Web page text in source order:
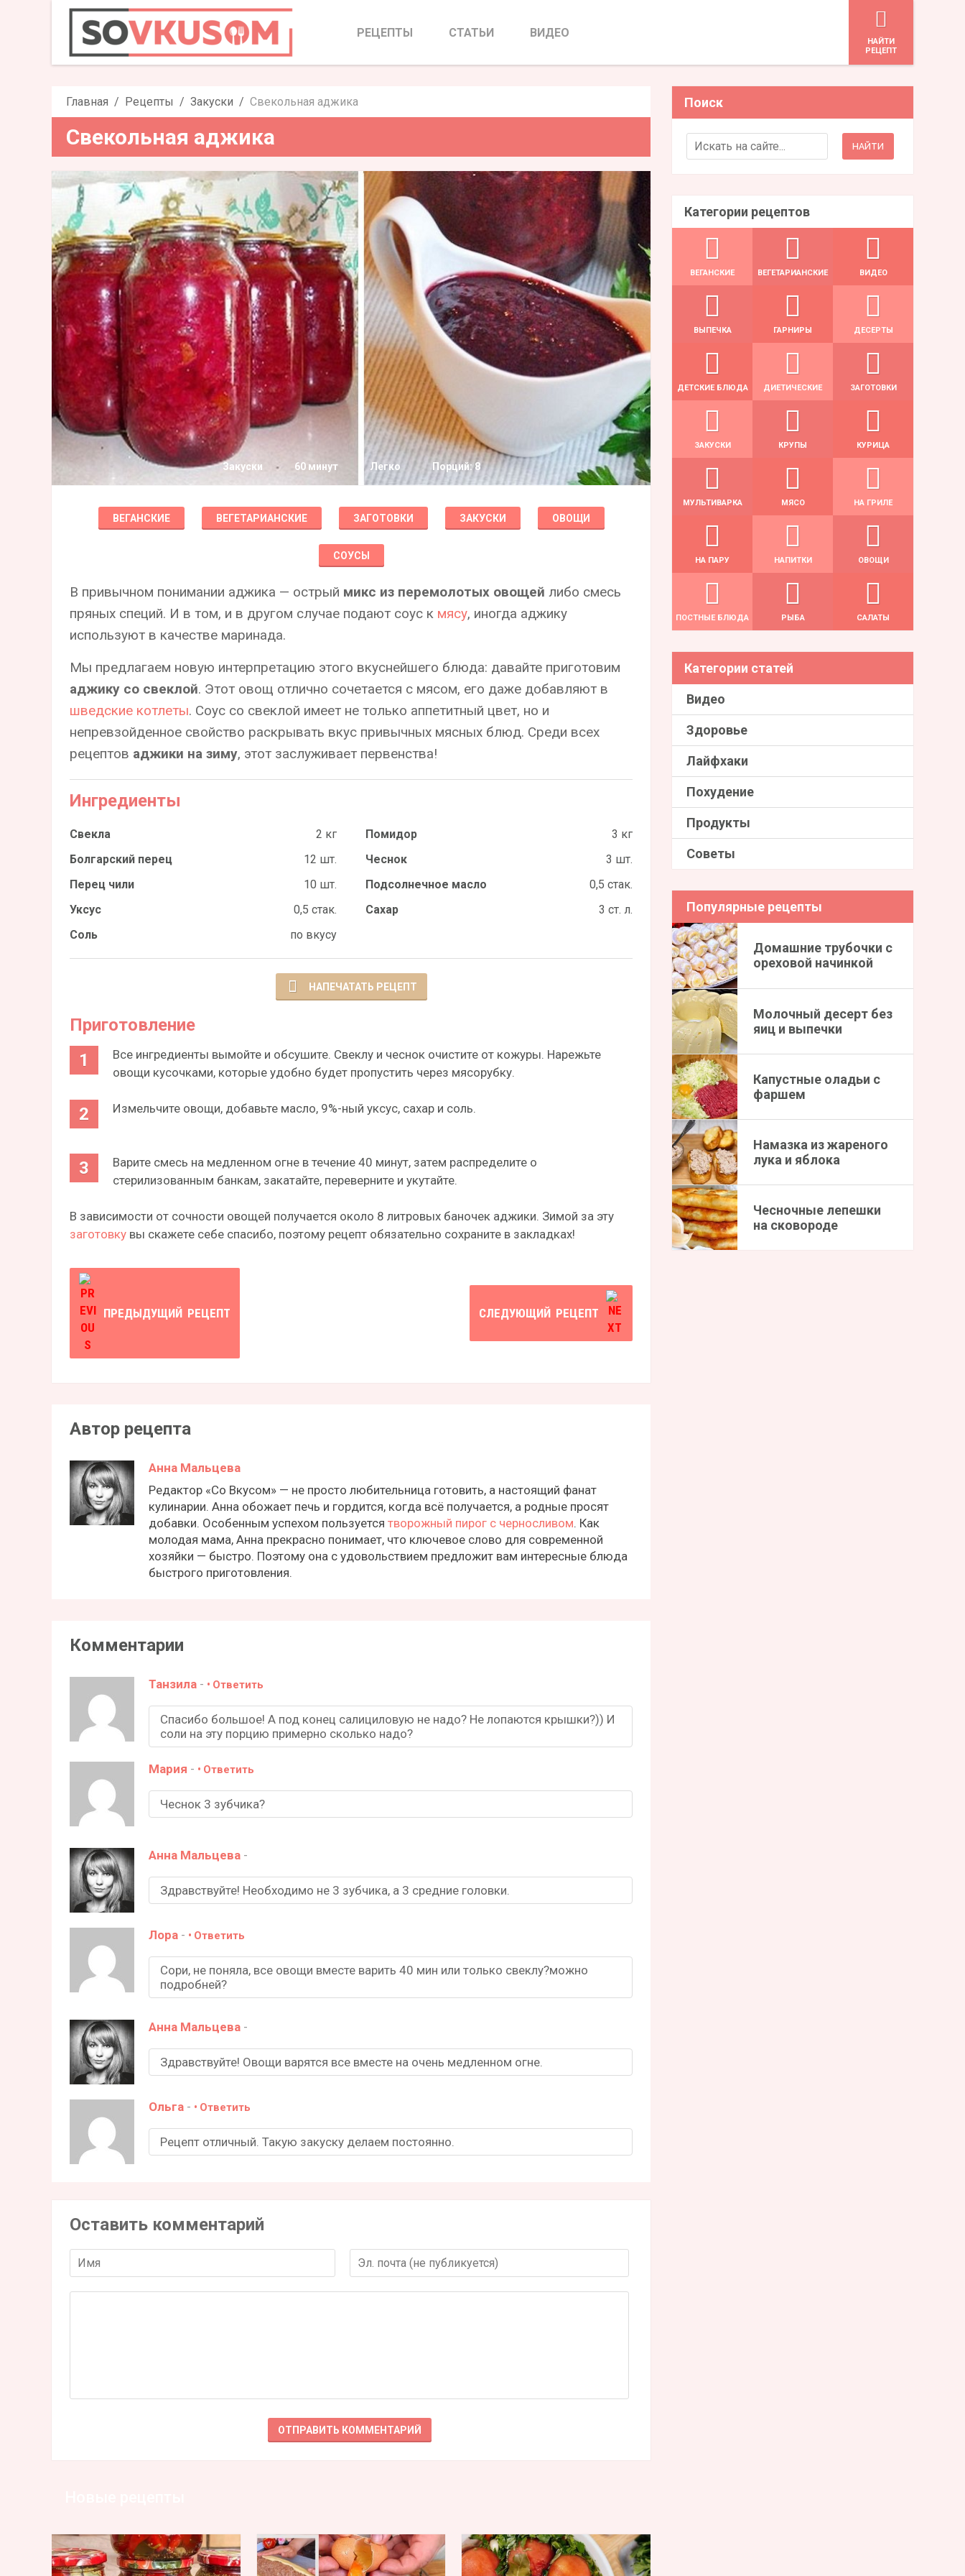
Свекольная аджика
РЕЦЕПТЫ СТАТЬИ ВИДЕО
HАЙТИ
РЕЦЕПТ
Главная Рецепты Закуски Свекольная аджика
Свекольная аджика
Закуски 60 минут Легко Порций: 8
ВЕГАНСКИЕ ВЕГЕТАРИАНСКИЕ ЗАГОТОВКИ ЗАКУСКИ ОВОЩИ
СОУСЫ
В привычном понимании аджика — острый микс из перемолотых овощей либо смесь
пряных специй. И в том, и в другом случае подают соус к мясу, иногда аджику
используют в качестве маринада.
Мы предлагаем новую интерпретацию этого вкуснейшего блюда: давайте приготовим
аджику со свеклой. Этот овощ отлично сочетается с мясом, его даже добавляют в
шведские котлеты. Соус со свеклой имеет не только аппетитный цвет, но и
непревзойденное свойство раскрывать вкус привычных мясных блюд. Среди всех
рецептов аджики на зиму, этот заслуживает первенства!
Ингредиенты
Свекла 2 кг Помидор
3 кг
Болгарский перец
12 шт. Чеснок
3 шт.
Перец чили
10 шт. Подсолнечное масло
0,5 стак.
Уксус
0,5 стак. Сахар
3 ст. л.
Соль
по вкусу
НАПЕЧАТАТЬ РЕЦЕПТ
Приготовление
Все ингредиенты вымойте и обсушите. Свеклу и чеснок очистите от кожуры. Нарежьте
овощи кусочками, которые удобно будет пропустить через мясорубку.
Измельчите овощи, добавьте масло, 9%-ный уксус, сахар и соль.
Варите смесь на медленном огне в течение 40 минут, затем распределите о
стерилизованным банкам, закатайте, переверните и укутайте.
В зависимости от сочности овощей получается около 8 литровых баночек аджики. Зимой за эту
заготовку вы скажете себе спасибо, поэтому рецепт обязательно сохраните в закладках!
ПРЕДЫДУЩИЙ РЕЦЕПТ СЛЕДУЮЩИЙ РЕЦЕПТ
Автор рецепта
Анна Мальцева
Редактор «Со Вкусом» — не просто любительница готовить, а настоящий фанат
кулинарии. Анна обожает печь и гордится, когда всё получается, а родные просят
добавки. Особенным успехом пользуется творожный пирог с черносливом. Как
молодая мама, Анна прекрасно понимает, что ключевое слово для современной
хозяйки — быстро. Поэтому она с удовольствием предложит вам интересные блюда
быстрого приготовления.
Комментарии
Танзила - Ответить
Спасибо большое! А под конец салициловую не надо? Не лопаются крышки?)) И
соли на эту порцию примерно сколько надо?
Мария - Ответить
Чеснок 3 зубчика?
Анна Мальцева -
Здравствуйте! Необходимо не 3 зубчика, а 3 средние головки.
Лора - Ответить
Сори, не поняла, все овощи вместе варить 40 мин или только свеклу?можно
подробней?
Анна Мальцева -
Здравствуйте! Овощи варятся все вместе на очень медленном огне.
Ольга - Ответить
Рецепт отличный. Такую закуску делаем постоянно.
Оставить комментарий
Поиск
Search for:
Категории рецептов
ВЕГАНСКИЕ ВЕГЕТАРИАНСКИЕ ВИДЕО
ВЫПЕЧКА ГАРНИРЫ ДЕСЕРТЫ
ДЕТСКИЕ БЛЮДА ДИЕТИЧЕСКИЕ ЗАГОТОВКИ
ЗАКУСКИ КРУПЫ КУРИЦА
МУЛЬТИВАРКА МЯСО НА ГРИЛЕ
НА ПАРУ НАПИТКИ ОВОЩИ
ПОСТНЫЕ БЛЮДА РЫБА САЛАТЫ
Категории статей
Видео
Здоровье
Лайфхаки
Похудение
Продукты
Советы
Популярные рецепты
Домашние трубочки с
ореховой начинкой
Молочный десерт без
яиц и выпечки
Капустные оладьи с
фаршем
Намазка из жареного
лука и яблока
Чесночные лепешки
на сковороде